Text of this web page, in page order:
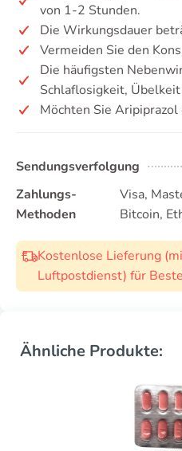
von 1-2 Stunden.
Die Wirkungsdauer
Vermeiden Sie den
Die häufigsten
Schlaflosigkeit,
Möchten Sie
Sendungsverfolgung
Zahlungs-
Methoden
Visa,
Bitcoin,
Kostenlose Lieferung
Luftpostdienst) für
Ähnliche Produkte: